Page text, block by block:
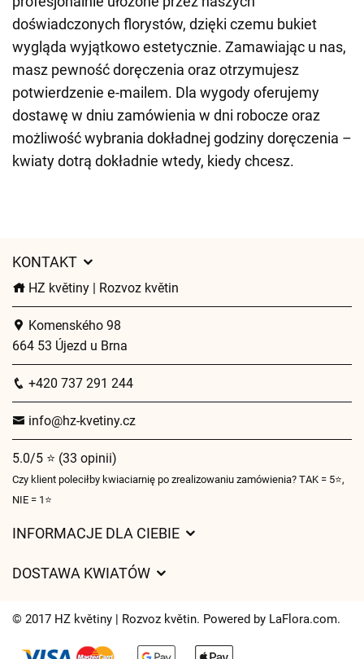
doświadczonych florystów, dzięki czemu bukiet
wygląda wyjątkowo estetycznie. Zamawiając u nas,
masz pewność doręczenia oraz otrzymujesz
potwierdzenie e-mailem. Dla wygody oferujemy
dostawę w dniu zamówienia w dni robocze oraz
możliwość wybrania dokładnej godziny doręczenia –
kwiaty dotrą dokładnie wtedy, kiedy chcesz.
KONTAKT
HZ květiny | Rozvoz květin
Komenského 98
664 53 Újezd u Brna
+420 737 291 244
info@hz-kvetiny.cz
5.0/5 ⭐ (33 opinii)
Czy klient poleciłby kwiaciarnię po zrealizowaniu zamówienia? TAK = 5⭐,
NIE = 1⭐
INFORMACJE DLA CIEBIE
Czasy dostawy kwiatów – przegląd możliwości
DOSTAWA KWIATÓW
Gdzie dostarczamy kwiaty
Ciasteczka
© 2017 HZ květiny | Rozvoz květin. Powered by LaFlora.com.